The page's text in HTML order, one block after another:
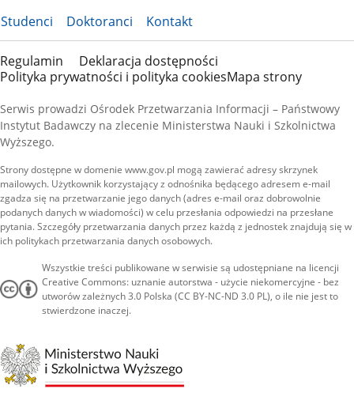
Studenci Doktoranci Kontakt
Regulamin
Deklaracja dostępności
Polityka prywatności i polityka cookiesMapa strony
Serwis prowadzi Ośrodek Przetwarzania Informacji – Państwowy
Instytut Badawczy na zlecenie Ministerstwa Nauki i Szkolnictwa
Wyższego.
Strony dostępne w domenie www.gov.pl mogą zawierać adresy skrzynek
mailowych. Użytkownik korzystający z odnośnika będącego adresem e-mail
zgadza się na przetwarzanie jego danych (adres e-mail oraz dobrowolnie
podanych danych w wiadomości) w celu przesłania odpowiedzi na przesłane
pytania. Szczegóły przetwarzania danych przez każdą z jednostek znajdują się w
ich politykach przetwarzania danych osobowych.
Wszystkie treści publikowane w serwisie są udostępniane na licencji
Creative Commons: uznanie autorstwa - użycie niekomercyjne - bez
utworów zależnych 3.0 Polska (CC BY-NC-ND 3.0 PL), o ile nie jest to
stwierdzone inaczej.